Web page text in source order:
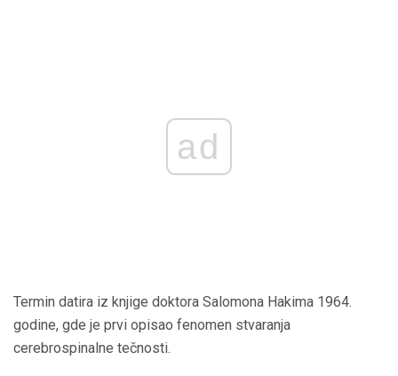
ad
Termin datira iz knjige doktora Salomona Hakima 1964.
godine, gde je prvi opisao fenomen stvaranja
cerebrospinalne tečnosti.